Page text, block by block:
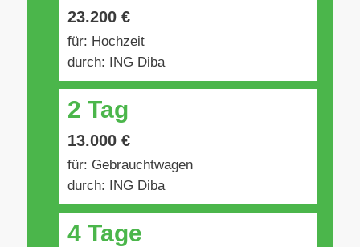
23.200 €
für: Hochzeit
durch: ING Diba
2 Tag
13.000 €
für: Gebrauchtwagen
durch: ING Diba
4 Tage